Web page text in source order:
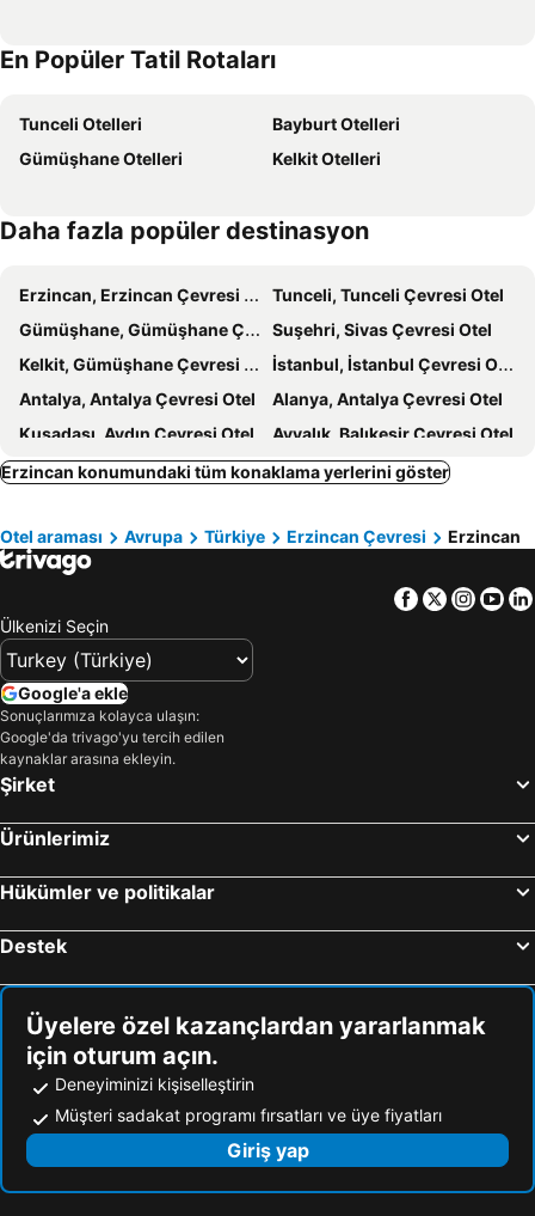
En Popüler Tatil Rotaları
Tunceli Otelleri
Bayburt Otelleri
Gümüşhane Otelleri
Kelkit Otelleri
Daha fazla popüler destinasyon
Erzincan, Erzincan Çevresi Otel
Tunceli, Tunceli Çevresi Otel
Gümüşhane, Gümüşhane Çevresi Otel
Suşehri, Sivas Çevresi Otel
Kelkit, Gümüşhane Çevresi Otel
İstanbul, İstanbul Çevresi Otel
Antalya, Antalya Çevresi Otel
Alanya, Antalya Çevresi Otel
Kuşadası, Aydın Çevresi Otel
Ayvalık, Balıkesir Çevresi Otel
Marmaris, Muğla Çevresi Otel Bodrum, Muğla Çevresi Otel
Erzincan konumundaki tüm konaklama yerlerini göster
Otel araması Avrupa Türkiye Erzincan Çevresi Erzincan
Facebook
Twitter
Ülkenizi Seçin
Google'a ekle
Sonuçlarımıza kolayca ulaşın:
Google'da trivago'yu tercih edilen
kaynaklar arasına ekleyin.
Şirket
Ürünlerimiz
Hükümler ve politikalar
Destek
Üyelere özel kazançlardan yararlanmak
için oturum açın.
Deneyiminizi kişiselleştirin
Müşteri sadakat programı fırsatları ve üye fiyatları
Giriş yap